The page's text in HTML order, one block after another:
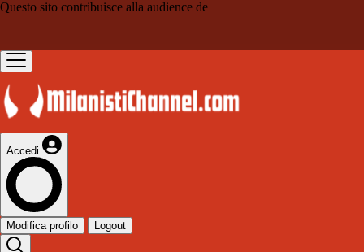
Questo sito contribuisce alla audience de
Accedi
Modifica profilo Logout